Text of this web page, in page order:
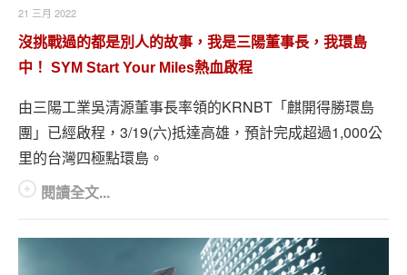
21 三月 2022
沒挑戰過的都是別人的故事，我是三陽董事長，我環島
中！ SYM Start Your Miles熱血啟程
由三陽工業吳清源董事長率領的KRNBT「麒開得勝環島
團」已經啟程，3/19(六)抵達高雄，預計完成超過1,000公
里的台灣四極點環島。
閱讀全文...